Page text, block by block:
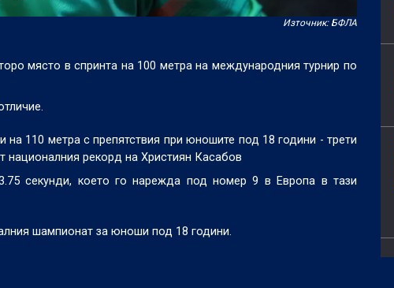
Източник: БФЛА
място в спринта на 100 метра на международния турнир по
110 метра с препятствия при юношите под 18 години - трети
националния рекорд на Християн Касабов
секунди, което го нарежда под номер 9 в Европа в тази
шампионат за юноши под 18 години.